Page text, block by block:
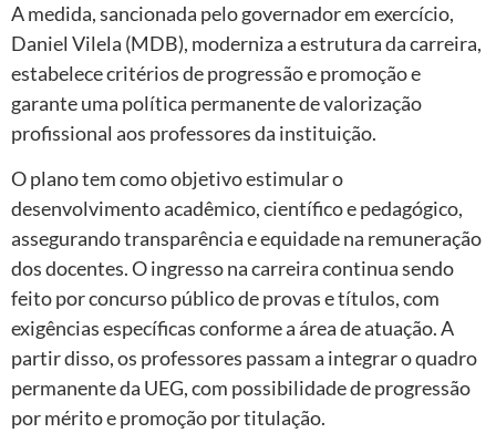
A medida, sancionada pelo governador em exercício,
Daniel Vilela (MDB), moderniza a estrutura da carreira,
estabelece critérios de progressão e promoção e
garante uma política permanente de valorização
profissional aos professores da instituição.
O plano tem como objetivo estimular o
desenvolvimento acadêmico, científico e pedagógico,
assegurando transparência e equidade na remuneração
dos docentes. O ingresso na carreira continua sendo
feito por concurso público de provas e títulos, com
exigências específicas conforme a área de atuação. A
partir disso, os professores passam a integrar o quadro
permanente da UEG, com possibilidade de progressão
por mérito e promoção por titulação.